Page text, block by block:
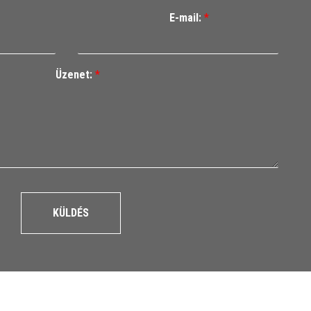
E-mail: *
Üzenet: *
KÜLDÉS